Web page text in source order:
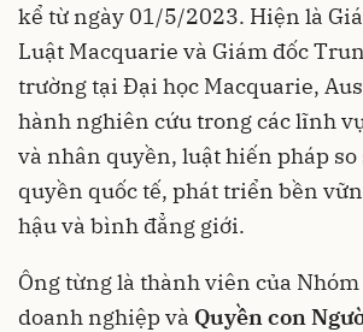
kể từ ngày 01/5/2023. Hiện là
Luật Macquarie và Giám đốc
trường tại Đại học Macquarie,
hành nghiên cứu trong các lĩnh
và nhân quyền, luật hiến pháp
quyền quốc tế, phát triển bền
hậu và bình đẳng giới.
Ông từng là thành viên của Nhóm
doanh nghiệp và Quyền con